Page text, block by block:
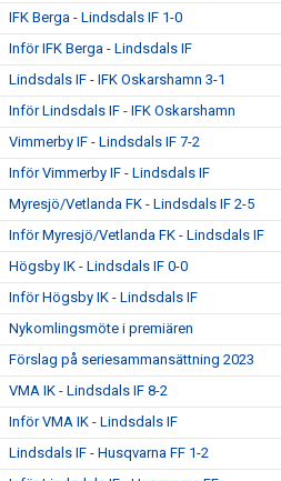
IFK Berga - Lindsdals IF 1-0
Inför IFK Berga - Lindsdals IF
Lindsdals IF - IFK Oskarshamn 3-1
Inför Lindsdals IF - IFK Oskarshamn
Vimmerby IF - Lindsdals IF 7-2
Inför Vimmerby IF - Lindsdals IF
Myresjö/Vetlanda FK - Lindsdals IF 2-5
Inför Myresjö/Vetlanda FK - Lindsdals IF
Högsby IK - Lindsdals IF 0-0
Inför Högsby IK - Lindsdals IF
Nykomlingsmöte i premiären
Förslag på seriesammansättning 2023
VMA IK - Lindsdals IF 8-2
Inför VMA IK - Lindsdals IF
Lindsdals IF - Husqvarna FF 1-2